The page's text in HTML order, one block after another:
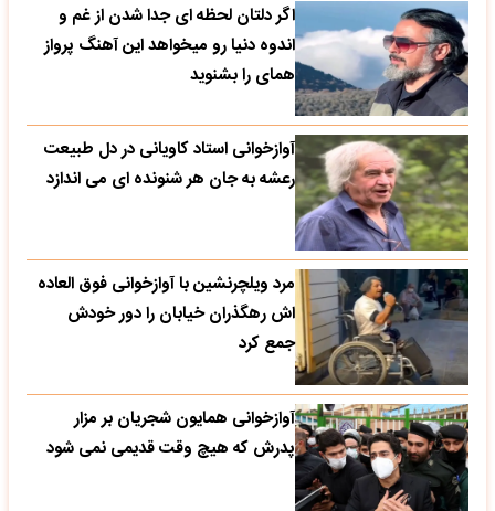
اگر دلتان لحظه ای جدا شدن از غم و
اندوه دنیا رو میخواهد این آهنگ پرواز
همای را بشنوید
آوازخوانی استاد کاویانی در دل طبیعت
رعشه به جان هر شنونده ای می اندازد
مرد ویلچرنشین با آوازخوانی فوق العاده
اش رهگذران خیابان را دور خودش
جمع کرد
آوازخوانی همایون شجریان بر مزار
پدرش که هیچ وقت قدیمی نمی شود